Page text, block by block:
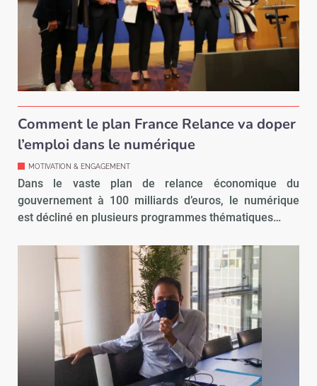
Comment le plan France Relance va doper
l’emploi dans le numérique
MOTIVATION & ENGAGEMENT
Dans le vaste plan de relance économique du
gouvernement à 100 milliards d’euros, le numérique
est décliné en plusieurs programmes thématiques…